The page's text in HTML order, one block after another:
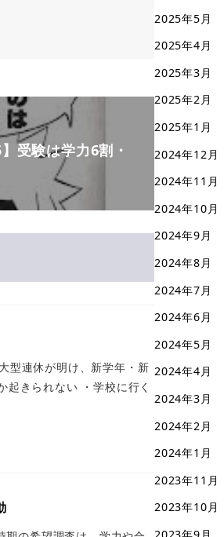
受験は学力6割・
型連休が明け、新学年・新
きられない ・学校に行く
2025年5月
2025年4月
2025年3月
2025年2月
2025年1月
2024年12月
2024年11月
2024年10月
2024年9月
2024年8月
2024年7月
2024年6月
2024年5月
2024年4月
2024年3月
2024年2月
2024年1月
2023年11月
2023年10月